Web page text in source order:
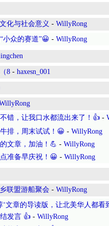
化与社会意义 - WillyRong
小众的赛道”😀 - WillyRong
8 - haxesn_001
错，让我口水都流出来了！👍 -
排，周末试试！😀 - WillyRong
文章，加油！💪 - WillyRong
准备早庆祝！😀 - WillyRong
联盟游船聚会 - WillyRong
文章的导读版，让北美华人都看
发言 👍 - WillyRong